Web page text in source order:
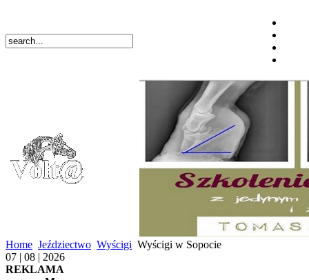
Home Jeździectwo Wyścigi Wyścigi w Sopocie
07 | 08 | 2026
REKLAMA